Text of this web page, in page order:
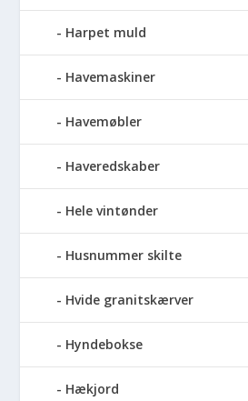
Harpet muld
Havemaskiner
Havemøbler
Haveredskaber
Hele vintønder
Husnummer skilte
Hvide granitskærver
Hyndebokse
Hækjord